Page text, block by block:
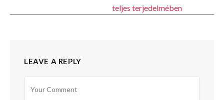
teljes terjedelmében
LEAVE A REPLY